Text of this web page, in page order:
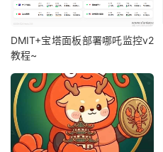
DMIT+宝塔面板部署哪吒监控v2
教程~